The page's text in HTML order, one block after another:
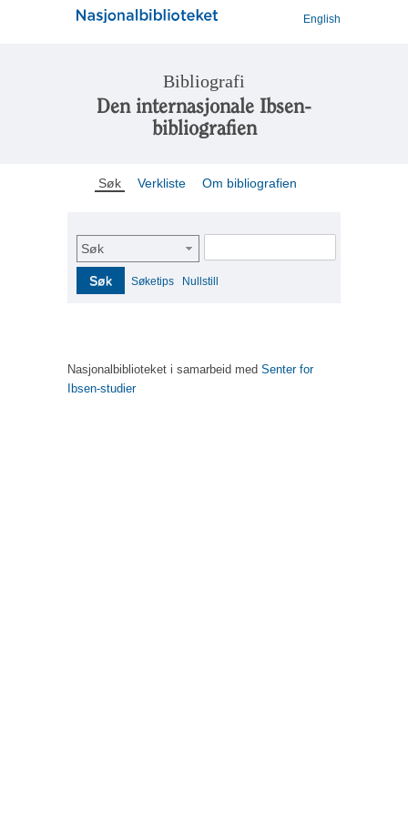
English
Bibliografi
Den internasjonale Ibsen-
bibliografien
Søk Verkliste Om bibliografien
Søk
Søk Søketips Nullstill
Nasjonalbiblioteket i samarbeid med Senter for
Ibsen-studier